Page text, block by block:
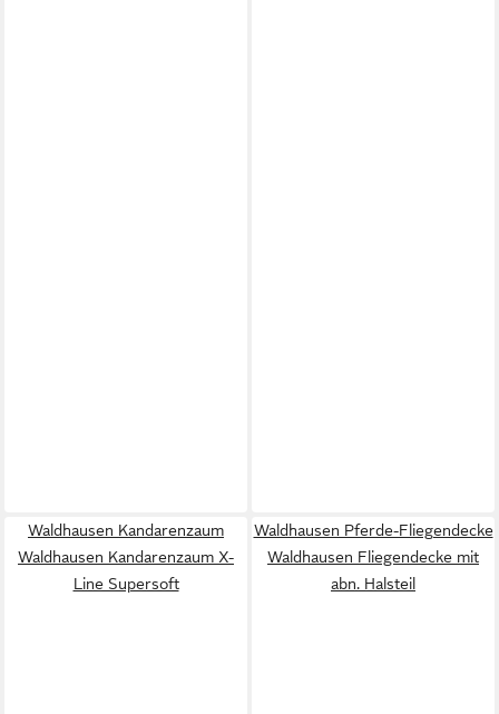
Waldhausen Kandarenzaum
Waldhausen Kandarenzaum X-
Line Supersoft
Waldhausen Pferde-Fliegendecke
Waldhausen Fliegendecke mit
abn. Halsteil